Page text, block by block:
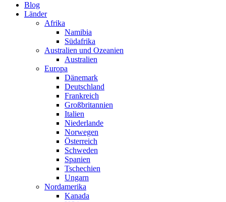
Blog
Länder
Afrika
Namibia
Südafrika
Australien und Ozeanien
Australien
Europa
Dänemark
Deutschland
Frankreich
Großbritannien
Italien
Niederlande
Norwegen
Österreich
Schweden
Spanien
Tschechien
Ungarn
Nordamerika
Kanada